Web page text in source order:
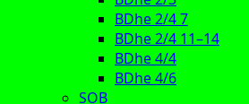
BDhe 2/4 7
BDhe 2/4 11–14
BDhe 4/4
BDhe 4/6
SOB